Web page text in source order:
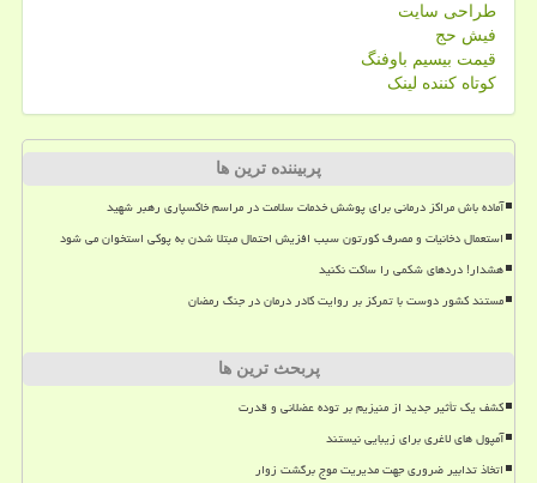
طراحی سایت
فیش حج
قیمت بیسیم باوفنگ
کوتاه کننده لینک
پربیننده ترین ها
آماده باش مراکز درمانی برای پوشش خدمات سلامت در مراسم خاکسپاری رهبر شهید
استعمال دخانیات و مصرف کورتون سبب افزیش احتمال مبتلا شدن به پوکی استخوان می شود
هشدار! دردهای شکمی را ساکت نکنید
مستند کشور دوست با تمرکز بر روایت کادر درمان در جنگ رمضان
پربحث ترین ها
کشف یک تأثیر جدید از منیزیم بر توده عضلانی و قدرت
آمپول های لاغری برای زیبایی نیستند
اتخاذ تدابیر ضروری جهت مدیریت موج برگشت زوار